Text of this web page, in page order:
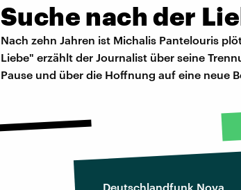
Suche nach der
Nach zehn Jahren ist Michalis Pantelouris
Liebe" erzählt der Journalist über seine
Pause und über die Hoffnung auf eine neue
Deutschlandfunk Nova